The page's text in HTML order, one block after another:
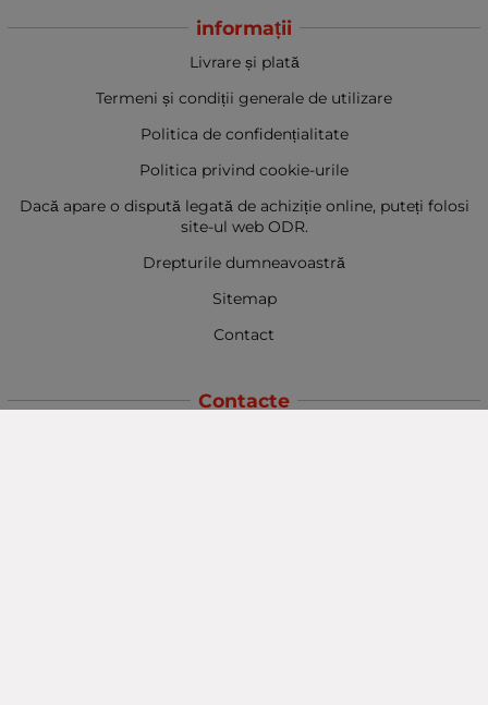
informații
Livrare și plată
Termeni și condiții generale de utilizare
Politica de confidențialitate
Politica privind cookie-urile
Dacă apare o dispută legată de achiziție online, puteți folosi
site-ul web ODR.
Drepturile dumneavoastră
Sitemap
Contact
Contacte